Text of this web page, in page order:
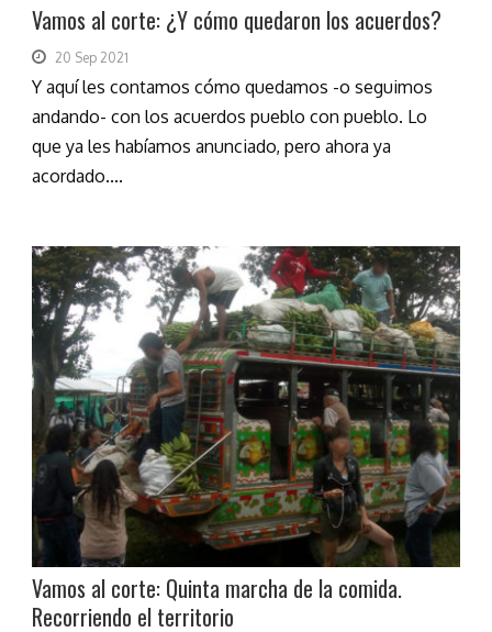
Vamos al corte: ¿Y cómo quedaron los acuerdos?
20 Sep 2021
Y aquí les contamos cómo quedamos -o seguimos
andando- con los acuerdos pueblo con pueblo. Lo
que ya les habíamos anunciado, pero ahora ya
acordado....
Vamos al corte: Quinta marcha de la comida.
Recorriendo el territorio